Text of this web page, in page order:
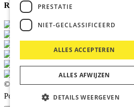
Reviewmerk
© 2026 Kärcher Store Blankers |
Powered by
Marker Media
PRESTATIE
NIET-GECLASSIFICEERD
ALLES ACCEPTEREN
ALLES AFWIJZEN
DETAILS WEERGEVEN